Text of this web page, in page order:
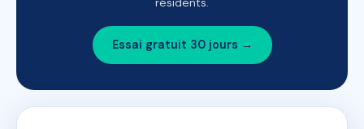
Essai gratuit 30 jours →